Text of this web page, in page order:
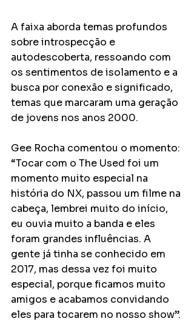
A faixa aborda temas profundos
sobre introspecção e
autodescoberta, ressoando com
os sentimentos de isolamento e a
busca por conexão e significado,
temas que marcaram uma geração
de jovens nos anos 2000.
Gee Rocha comentou o momento:
“Tocar com o The Used foi um
momento muito especial na
história do NX, passou um filme na
cabeça, lembrei muito do início,
eu ouvia muito a banda e eles
foram grandes influências. A
gente já tinha se conhecido em
2017, mas dessa vez foi muito
especial, porque ficamos muito
amigos e acabamos convidando
eles para tocarem no nosso show”.